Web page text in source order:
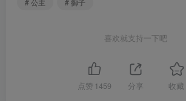
# 公主
# 御子
喜欢就支持一下吧
点赞 1459 分享 收藏